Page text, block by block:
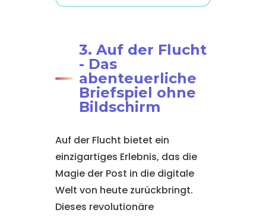
3. Auf der Flucht
- Das
abenteuerliche
Briefspiel ohne
Bildschirm
Auf der Flucht bietet ein
einzigartiges Erlebnis, das die
Magie der Post in die digitale
Welt von heute zurückbringt.
Dieses revolutionäre